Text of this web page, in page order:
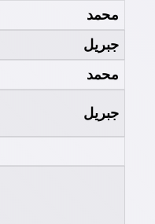
محمد
جبريل
محمد
جبريل